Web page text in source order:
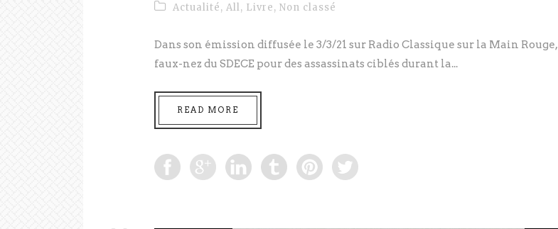
Actualité, All, Livre, Non classé
Dans son émission diffusée le 3/3/21 sur Radio Classique sur la Main Rouge,
faux-nez du SDECE pour des assassinats ciblés durant la...
READ MORE